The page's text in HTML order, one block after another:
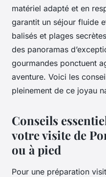
matériel adapté et en
garantit un séjour fluide
balisés et plages
des panoramas
gourmandes ponctuent
aventure. Voici les
pleinement de ce joyau
Conseils
votre visite de
ou à pied
Pour une préparation